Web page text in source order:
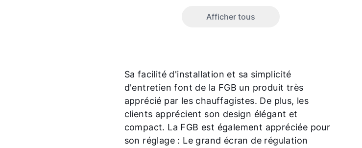
Afficher tous
Sa facilité d'installation et sa simplicité
d'entretien font de la FGB un produit très
apprécié par les chauffagistes. De plus, les
clients apprécient son design élégant et
compact. La FGB est également appréciée pour
son réglage : Le grand écran de régulation